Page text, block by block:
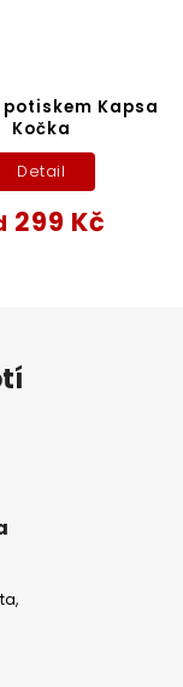
Kapsa
Kočka
299 Kč
Detail